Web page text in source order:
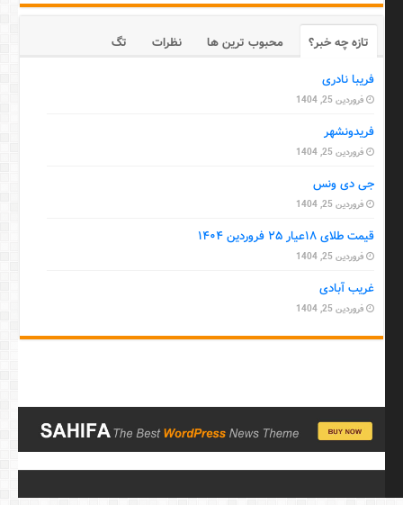
تازه چه خبر؟ محبوب ترین ها نظرات
تگ
فریبا نادری
فروردین 25, 1404
فریدونشهر
فروردین 25, 1404
جی دی ونس
فروردین 25, 1404
قیمت طلای ۱۸عیار ۲۵ فروردین ۱۴۰۴
فروردین 25, 1404
غریب آبادی
فروردین 25, 1404